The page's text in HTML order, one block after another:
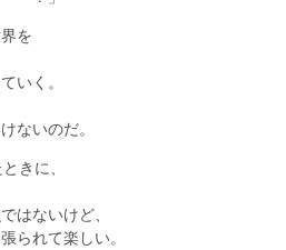
を
いく。
ないのだ。
きに、
はないけど、
られて楽しい。